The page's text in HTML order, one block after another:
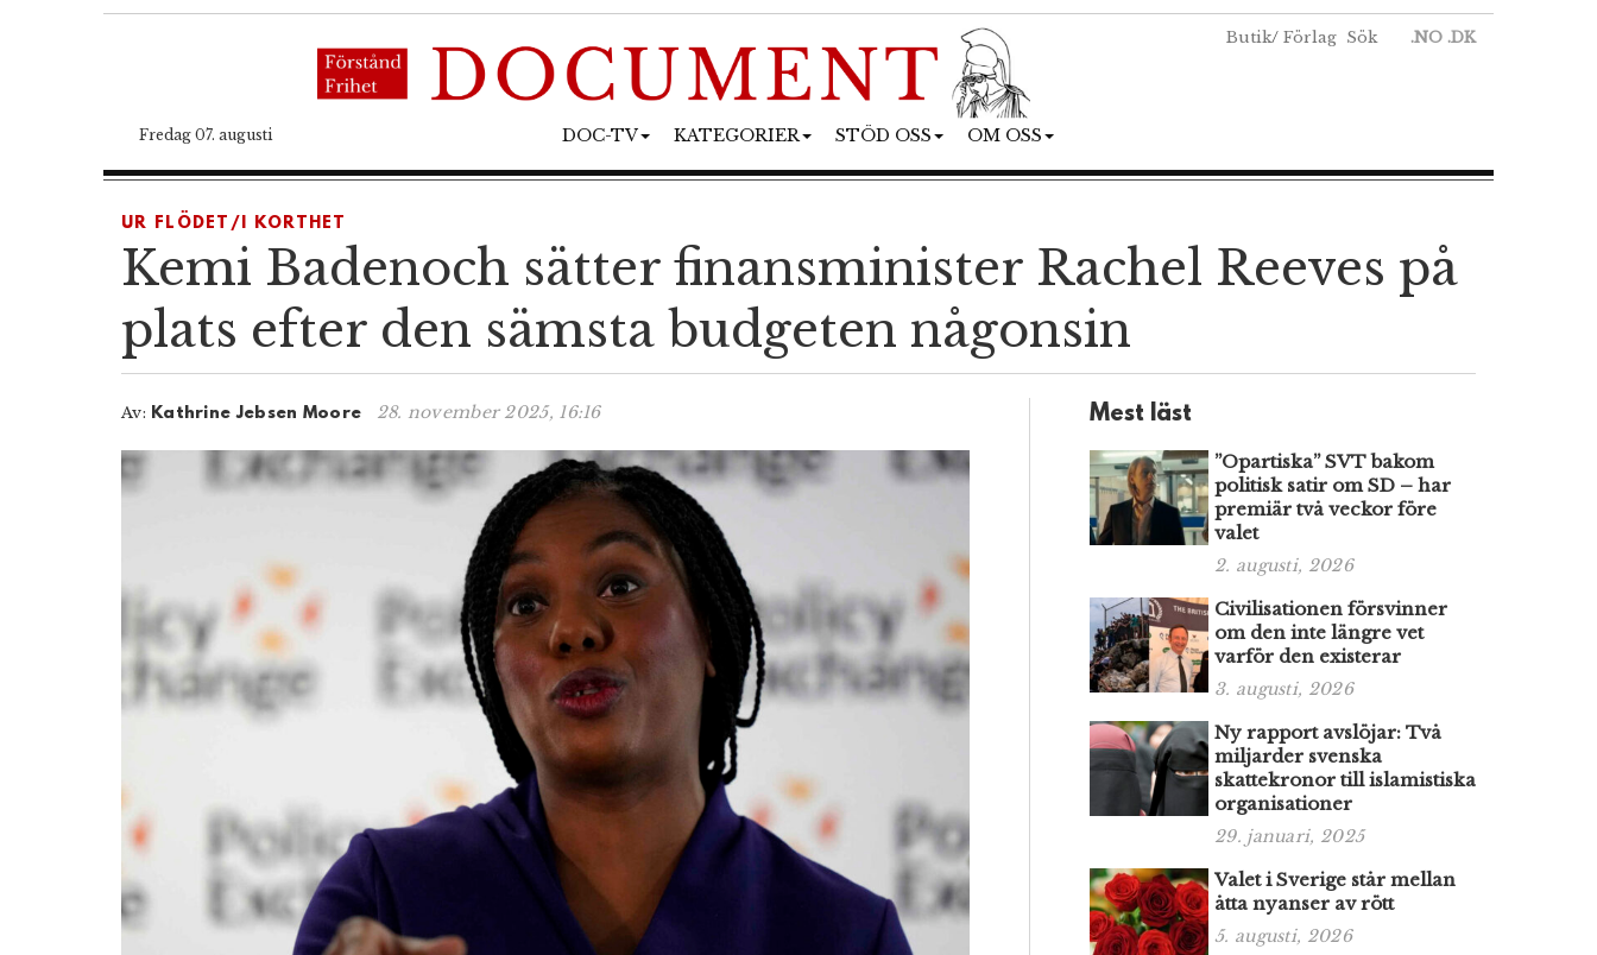
Butik/ Förlag Sök .NO .DK
Fredag 07. augusti DOC-TV KATEGORIER STÖD OSS OM OSS
UR FLÖDET/I KORTHET
Kemi Badenoch sätter finansminister Rachel Reeves på
plats efter den sämsta budgeten någonsin
Av: Kathrine Jebsen Moore 28. november 2025, 16:16 Mest läst
”Opartiska” SVT bakom
politisk satir om SD – har
premiär två veckor före
valet
2. augusti, 2026
Civilisationen försvinner
om den inte längre vet
varför den existerar
3. augusti, 2026
Ny rapport avslöjar: Två
miljarder svenska
skattekronor till islamistiska
organisationer
29. januari, 2025
Valet i Sverige står mellan
åtta nyanser av rött
5. augusti, 2026